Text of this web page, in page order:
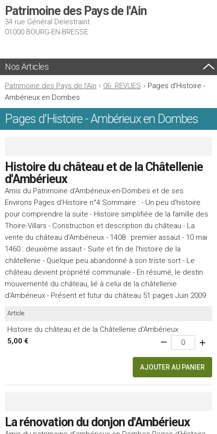
Patrimoine des Pays de l'Ain
34 rue Général Delestraint
01000 BOURG-EN-BRESSE
Nos Articles
Patrimoine des Pays de l'Ain › 06. REVUES › Pages d'Histoire -
Ambérieux en Dombes
Pages d'Histoire - Ambérieux en Dombes
Histoire du château et de la Châtellenie
d'Ambérieux
Amis du Patrimoine d'Ambérieux-en-Dombes et de ses
Environs Pages d'Histoire n°4 Sommaire : - Un peu d'histoire
pour comprendre la suite - Histoire simplifiée de la famille des
Thoire-Villars - Construction et description du château - La
vente du château d'Ambérieux - 1408 : premier assaut - 10 mai
1460 : deuxième assaut - Suite et fin de l'histoire de la
châtellenie - Quelque peu abandonné à son triste sort - Le
château devient propriété communale - En résumé, le destin
mouvementé du château, lié à celui de la châtellenie
d'Ambérieux - Présent et futur du château 51 pages Juin 2009
Article
Histoire du château et de la Châtellenie d'Ambérieux
5,00 €
AJOUTER AU PANIER
La rénovation du donjon d'Ambérieux